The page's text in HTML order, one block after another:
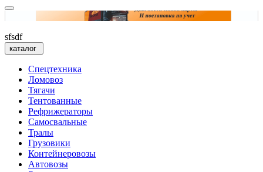
sfsdf
каталог
Спецтехника
Ломовоз
Тягачи
Тентованные
Рефрижераторы
Самосвальные
Тралы
Грузовики
Контейнеровозы
Автовозы